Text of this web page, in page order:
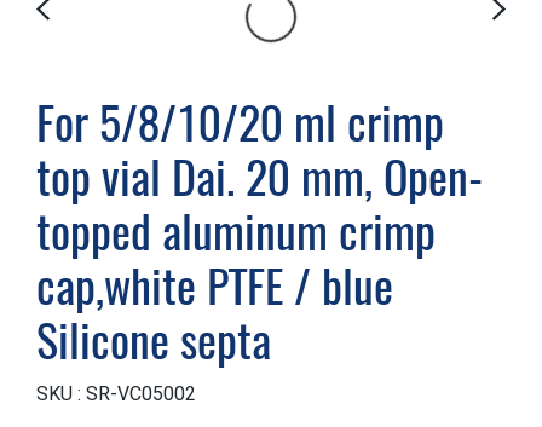
For 5/8/10/20 ml crimp
top vial Dai. 20 mm, Open-
topped aluminum crimp
cap,white PTFE / blue
Silicone septa
SKU : SR-VC05002